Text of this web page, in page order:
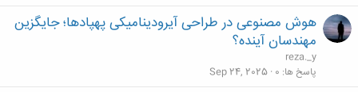
د
هوش مصنوعی در طراحی آیرودینامیکی پهپادها؛ جایگزین
مهندسان آینده؟
reza._y
پاسخ ها 0
Sep 24, 2025